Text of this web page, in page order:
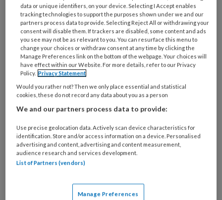
aanleiding van een recente uitspraak van de
arbeidsrechtbank in Gent. De regelgeving in
België rondom zieke werknemers wijkt echter
sterk af van die in Nederland. In deze korte
reactie zal ik uiteenzetten hoe de
jurisprudentie in Nederland is ten aanzien van
medewerkers die zich onttrekken aan controle
van arbeidsongeschiktheid. En of dat een
ontslag op staande voet rechtvaardigt.
Dringende reden?
De Hoge Raad heeft al op 8 oktober 2004 het
over een werknemer die op staande voet is
data or unique identifiers, on your device. Selecting I Accept enables
tracking technologies to support the purposes shown under we and our
partners process data to provide. Selecting Reject All or withdrawing your
consent will disable them. If trackers are disabled, some content and ads
you see may not be as relevant to you. You can resurface this menu to
change your choices or withdraw consent at any time by clicking the
Manage Preferences link on the bottom of the webpage. Your choices will
have effect within our Website. For more details, refer to our Privacy
Policy. Privacy Statement
Would you rather not? Then we only place essential and statistical
cookies, these do not record any data about you as a person
We and our partners process data to provide:
Use precise geolocation data. Actively scan device characteristics for
identification. Store and/or access information on a device. Personalised
advertising and content, advertising and content measurement,
audience research and services development.
List of Partners (vendors)
Manage Preferences